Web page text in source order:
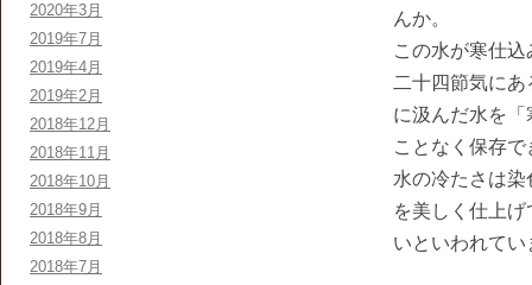
んか。
この水が寒仕
二十四節気に
に汲んだ水を
ことなく保存
水の冷たさは
を美しく仕上
いといわれてい
2020年3月
2019年7月
2019年4月
2019年2月
2018年12月
2018年11月
2018年10月
2018年9月
2018年8月
2018年7月